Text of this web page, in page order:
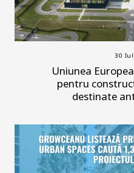
30
Uniunea
pentru
destinate